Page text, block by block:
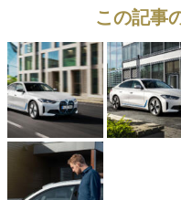
この記事